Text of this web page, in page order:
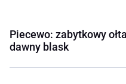
Piecewo: zabytkowy
dawny blask